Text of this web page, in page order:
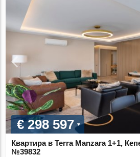
€ 298 597
Квартира в Terra Manzara 1+1,
№39832